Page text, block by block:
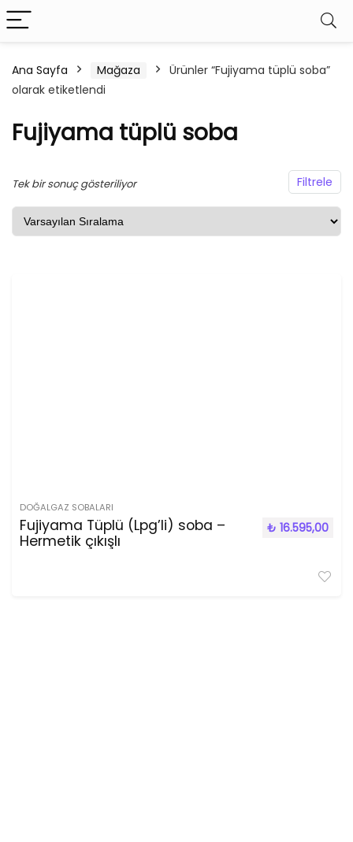
Ana Sayfa Mağaza
Ürünler “Fujiyama tüplü soba”
olarak etiketlendi
Fujiyama tüplü soba
Filtrele
Tek bir sonuç gösteriliyor
DOĞALGAZ SOBALARI
Fujiyama Tüplü (Lpg’li) soba –
Hermetik çıkışlı
₺ 16.595,00